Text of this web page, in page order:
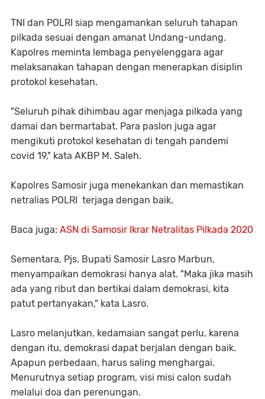
TNI dan POLRI siap mengamankan seluruh tahapan
pilkada sesuai dengan amanat Undang-undang.
Kapolres meminta lembaga penyelenggara agar
melaksanakan tahapan dengan menerapkan disiplin
protokol kesehatan.
"Seluruh pihak dihimbau agar menjaga pilkada yang
damai dan bermartabat. Para paslon juga agar
mengikuti protokol kesehatan di tengah pandemi
covid 19," kata AKBP M. Saleh.
Kapolres Samosir juga menekankan dan memastikan
netralias POLRI terjaga dengan baik.
Baca juga: ASN di Samosir Ikrar Netralitas Pilkada 2020
Sementara, Pjs. Bupati Samosir Lasro Marbun,
menyampaikan demokrasi hanya alat. "Maka jika masih
ada yang ribut dan bertikai dalam demokrasi, kita
patut pertanyakan," kata Lasro.
Lasro melanjutkan, kedamaian sangat perlu, karena
dengan itu, demokrasi dapat berjalan dengan baik.
Apapun perbedaan, harus saling menghargai.
Menurutnya setiap program, visi misi calon sudah
melalui doa dan perenungan.